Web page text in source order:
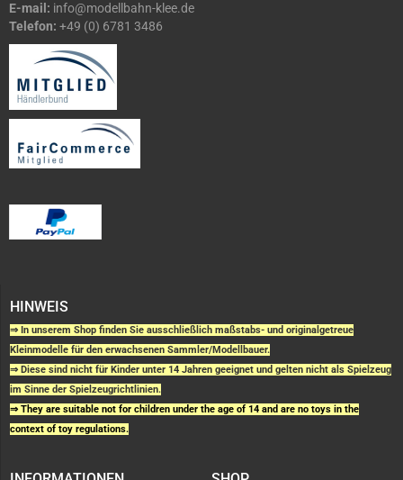
E-mail: info@modellbahn-klee.de
Telefon: +49 (0) 6781 3486
HINWEIS
⇒ In unserem Shop finden Sie ausschließlich maßstabs- und originalgetreue
Kleinmodelle für den erwachsenen Sammler/Modellbauer.
⇒ Diese sind nicht für Kinder unter 14 Jahren geeignet und gelten nicht als Spielzeug
im Sinne der Spielzeugrichtlinien.
⇒ They are suitable not for children under the age of 14 and are no toys in the
context of toy regulations.